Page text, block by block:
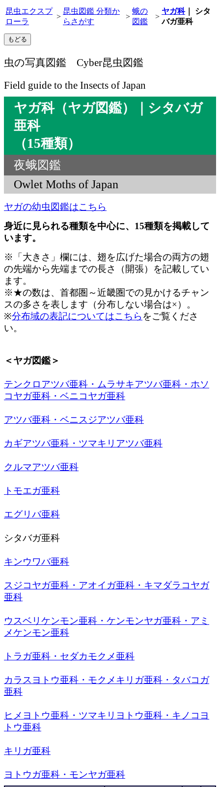
昆虫エクスプ
ローラ
>
昆虫図鑑 分類か
らさがす
>
蛾の
図鑑
>
ヤガ科｜ シタ
バガ亜科
虫の写真図鑑 Cyber昆虫図鑑
Field guide to the Insects of Japan
ヤガ科（ヤガ図鑑）｜シタバガ
亜科
（15種類）
夜蛾図鑑
Owlet Moths of Japan
ヤガの幼虫図鑑はこちら
身近に見られる種類を中心に、15種類を掲載して
います。
※「大きさ」欄には、翅を広げた場合の両方の翅
の先端から先端までの長さ（開張）を記載してい
ます。
※★の数は、首都圏～近畿圏での見かけるチャン
スの多さを表します（分布しない場合は×）。
※分布域の表記についてはこちら をご覧くださ
い。
＜ヤガ図鑑＞
テンクロアツバ亜科・ムラサキアツバ亜科・ホソ
コヤガ亜科・ベニコヤガ亜科
アツバ亜科・ベニスジアツバ亜科
カギアツバ亜科・ツマキリアツバ亜科
クルマアツバ亜科
トモエガ亜科
エグリバ亜科
シタバガ亜科
キンウワバ亜科
スジコヤガ亜科・アオイガ亜科・キマダラコヤガ
亜科
ウスベリケンモン亜科・ケンモンヤガ亜科・アミ
メケンモン亜科
トラガ亜科・セダカモクメ亜科
カラスヨトウ亜科・モクメキリガ亜科・タバコガ
亜科
ヒメヨトウ亜科・ツマキリヨトウ亜科・キノコヨ
トウ亜科
キリガ亜科
ヨトウガ亜科・モンヤガ亜科